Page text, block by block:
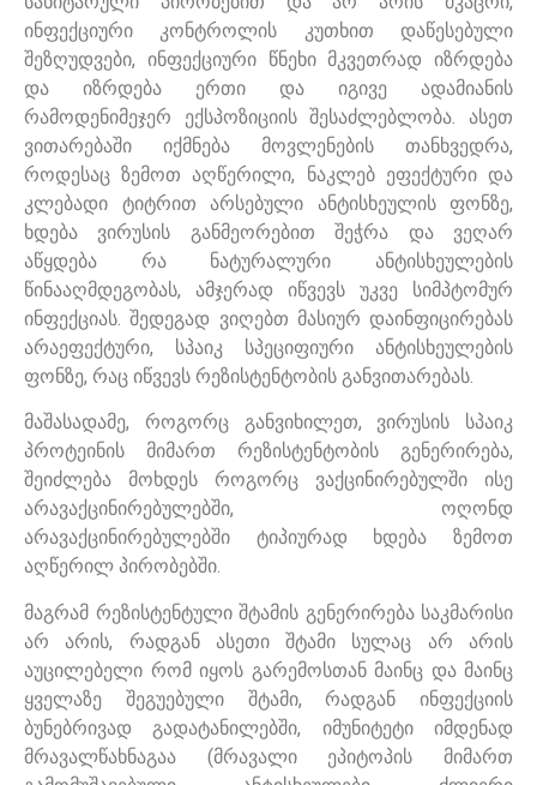
ინფექციური კონტროლის კუთხით დაწესებული
შეზღუდვები, ინფექციური წნეხი მკვეთრად იზრდება
და იზრდება ერთი და იგივე ადამიანის
რამოდენიმეჯერ ექსპოზიციის შესაძლებლობა. ასეთ
ვითარებაში იქმნება მოვლენების თანხვედრა,
როდესაც ზემოთ აღწერილი, ნაკლებ ეფექტური და
კლებადი ტიტრით არსებული ანტისხეულის ფონზე,
ხდება ვირუსის განმეორებით შეჭრა და ვეღარ
აწყდება რა ნატურალური ანტისხეულების
წინააღმდეგობას, ამჯერად იწვევს უკვე სიმპტომურ
ინფექციას. შედეგად ვიღებთ მასიურ დაინფიცირებას
არაეფექტური, სპაიკ სპეციფიური ანტისხეულების
ფონზე, რაც იწვევს რეზისტენტობის განვითარებას.
მაშასადამე, როგორც განვიხილეთ, ვირუსის სპაიკ
პროტეინის მიმართ რეზისტენტობის გენერირება,
შეიძლება მოხდეს როგორც ვაქცინირებულში ისე
არავაქცინირებულებში, ოღონდ
არავაქცინირებულებში ტიპიურად ხდება ზემოთ
აღწერილ პირობებში.
მაგრამ რეზისტენტული შტამის გენერირება საკმარისი
არ არის, რადგან ასეთი შტამი სულაც არ არის
აუცილებელი რომ იყოს გარემოსთან მაინც და მაინც
ყველაზე შეგუებული შტამი, რადგან ინფექციის
ბუნებრივად გადატანილებში, იმუნიტეტი იმდენად
მრავალწახნაგაა (მრავალი ეპიტოპის მიმართ